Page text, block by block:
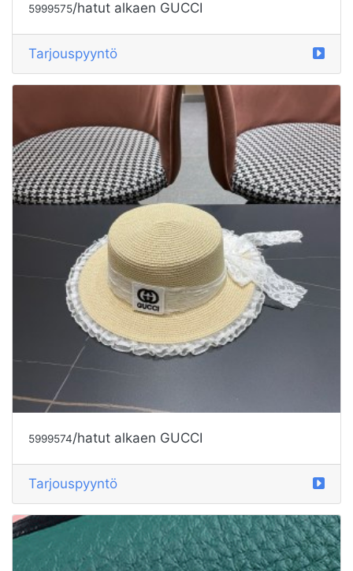
5999575/hatut alkaen GUCCI
Tarjouspyyntö
5999574/hatut alkaen GUCCI
Tarjouspyyntö